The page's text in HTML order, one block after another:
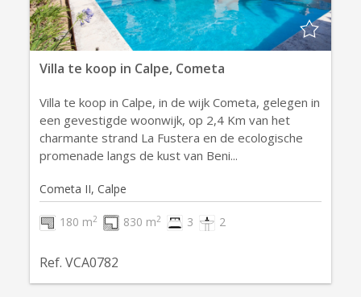
Villa te koop in Calpe, Cometa
Villa te koop in Calpe, in de wijk Cometa, gelegen in
een gevestigde woonwijk, op 2,4 Km van het
charmante strand La Fustera en de ecologische
promenade langs de kust van Beni...
Cometa II, Calpe
180 m2 830 m2 3 2
Ref. VCA0782